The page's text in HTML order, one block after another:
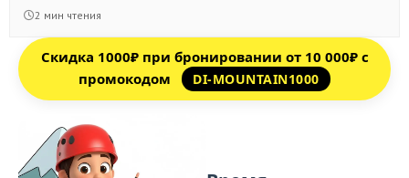
автомобиле.
2 мин чтения
Скидка 1000₽ при бронировании от 10 000₽ с
промокодом
DI-MOUNTAIN1000